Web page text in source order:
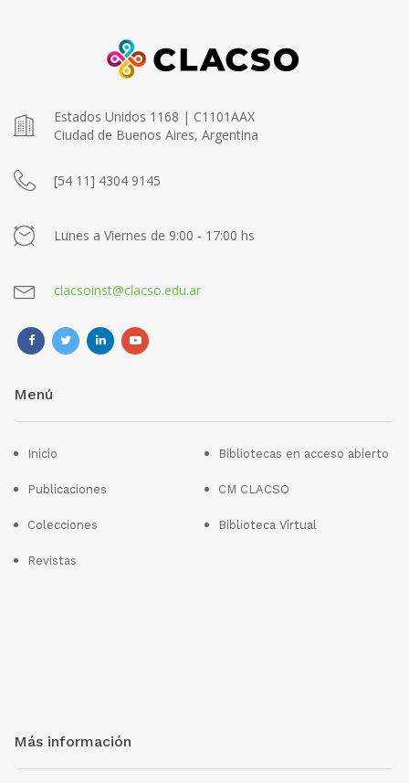
Estados Unidos 1168 | C1101AAX
Ciudad de Buenos Aires, Argentina
[54 11] 4304 9145
Lunes a Viernes de 9:00 - 17:00 hs
clacsoinst@clacso.edu.ar
Menú
Inicio
Publicaciones
Colecciones
Revistas
Bibliotecas en acceso abierto
CM CLACSO
Biblioteca Virtual
Más información